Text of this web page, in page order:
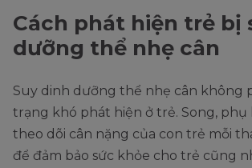
Cách phát hiện trẻ bị
dưỡng thể nhẹ cân
Suy dinh dưỡng thể nhẹ cân không
trạng khó phát hiện ở trẻ. Song,
theo dõi cân nặng của con trẻ mỗi
để đảm bảo sức khỏe cho trẻ cũng